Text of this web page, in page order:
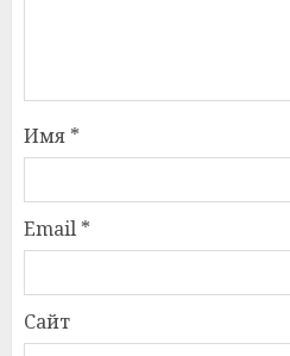
Имя *
Email *
Сайт